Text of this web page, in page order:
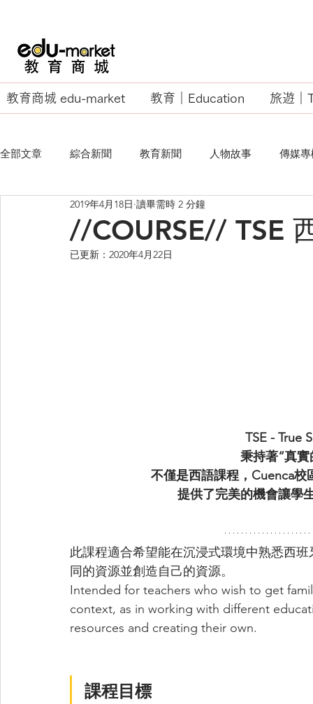
教育商城 edu-market 教育｜Education 旅遊｜
全部文章 綜合新聞 教育新聞 人物故事 傳媒
EU Business School
//COURSE// TSE
2019年4月18日 讀畢需時 2 分鐘
已更新： 2020年4月22日
TSE - True
秉持著“真
不僅是西語課程，Cuenca
提供了完美的機會讓學
此課程適合希望能在沉浸式環境中熟悉西
同的資源並創造自己的資源。
Intended for teachers who wish to get
context, as in working with different
resources and creating their own.
課程目標